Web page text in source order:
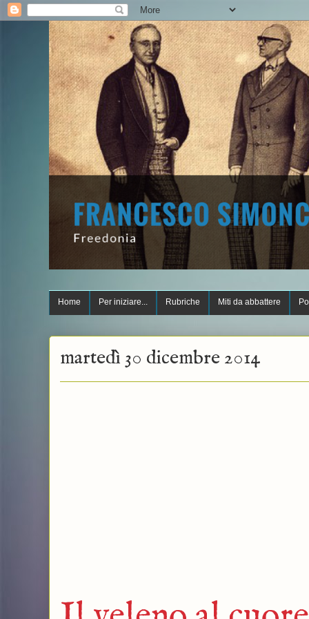
Home Per iniziare... Rubriche Miti da abbattere
martedì 30 dicembre 2014